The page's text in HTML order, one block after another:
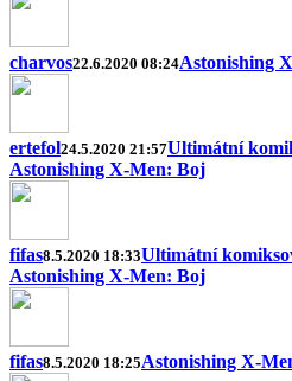
charvos22.6.2020 08:24Astonishing
ertefol24.5.2020 21:57Ultimátní
Astonishing X-Men: Boj
fifas8.5.2020 18:33Ultimátní
Astonishing X-Men: Boj
fifas8.5.2020 18:25Astonishing X-